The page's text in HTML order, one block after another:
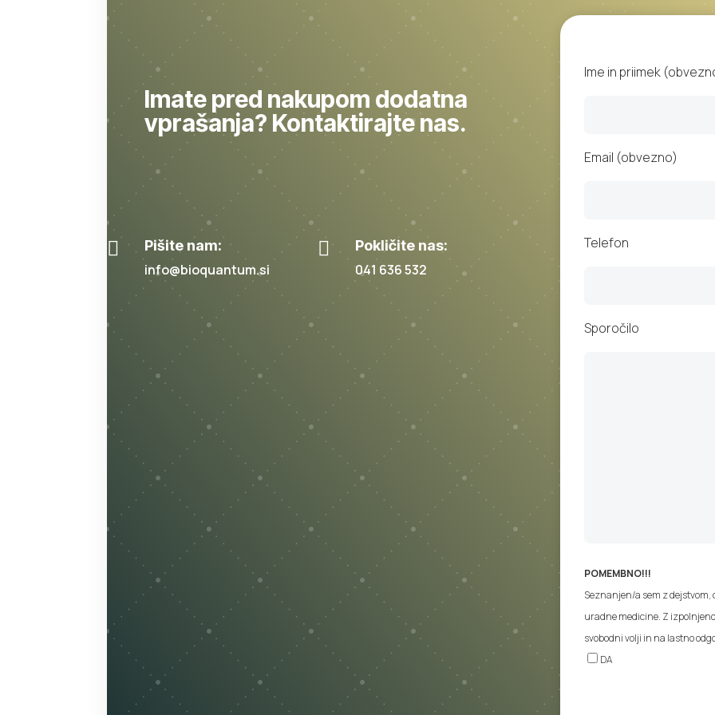
Imate pred nakupom dodatna
vprašanja? Kontaktirajte nas.
 Pišite nam:
info@bioquantum.si
 Pokličite nas:
041 636 532
Ime in priimek
Email (obvezno)
Telefon
Sporočilo
POMEMBNO!!!
Seznanjen/a sem z
uradne medicine. Z
svobodni volji in na lastno
DA